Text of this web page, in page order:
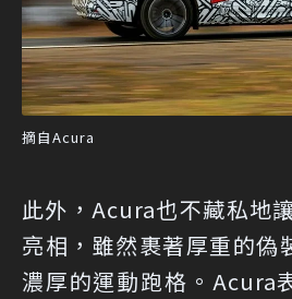
摘自Acura
此外，Acura也不藏私地
亮相，雖然裹著厚重的偽
濃厚的運動跑格。Acura